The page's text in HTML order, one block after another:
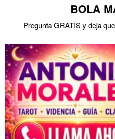
BOLA
Pregunta GRATIS y deja